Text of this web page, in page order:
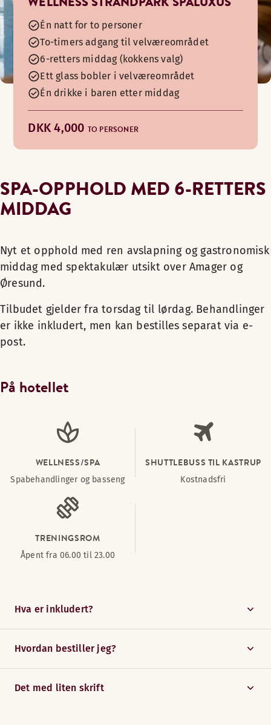
Én natt for to personer
To-timers adgang til velværeområdet
6-retters middag (kokkens valg)
Ett glass bobler i velværeområdet
Én drikke i baren etter middag
DKK 4,000 TO PERSONER
SPA-OPPHOLD MED 6-RETTERS
MIDDAG
Nyt et opphold med ren avslapning og gastronomisk
middag med spektakulær utsikt over Amager og
Øresund.
Tilbudet gjelder fra torsdag til lørdag. Behandlinger
er ikke inkludert, men kan bestilles separat via e-
post.
På hotellet
WELLNESS/SPA
Spabehandlinger og basseng
SHUTTLEBUSS TIL KASTRUP
Kostnadsfri
TRENINGSROM
Åpent fra 06.00 til 23.00
Hva er inkludert?
Hvordan bestiller jeg?
Det med liten skrift